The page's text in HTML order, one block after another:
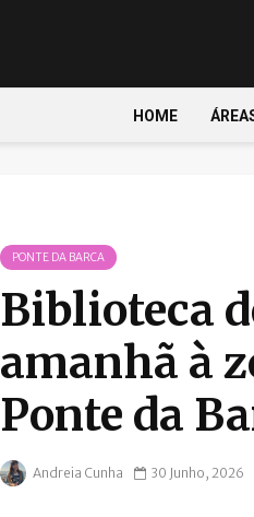
HOME
PONTE DA BARCA
Biblioteca
amanhã à
Ponte da
Andreia Cunha 30 Junho, 2026